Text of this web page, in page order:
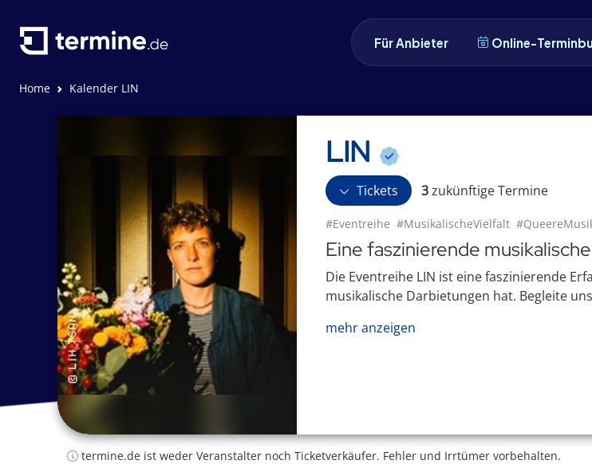
Für Anbieter Online-
Home Kalender LIN
LIN
Tickets 3zukünftigeTermine
#Eventreihe #MusikalischeVielfalt
Eine faszinierende
Die Eventreihe LIN ist eine faszinierende
musikalische Darbietungen hat. Begleite
mehr anzeigen
termine.de ist weder Veranstalter noch Ticketverkäufer. Fehler und Irrtümer vorbehalten.